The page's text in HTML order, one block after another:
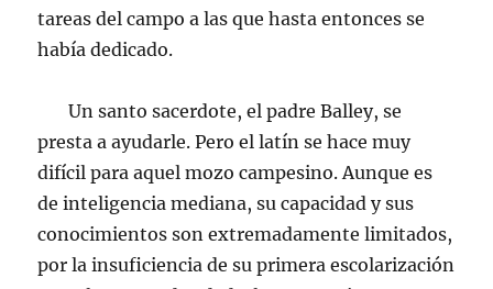
tareas del campo a las que hasta entonces se
había dedicado.
Un santo sacerdote, el padre Balley, se
presta a ayudarle. Pero el latín se hace muy
difícil para aquel mozo campesino. Aunque es
de inteligencia mediana, su capacidad y sus
conocimientos son extremadamente limitados,
por la insuficiencia de su primera escolarización